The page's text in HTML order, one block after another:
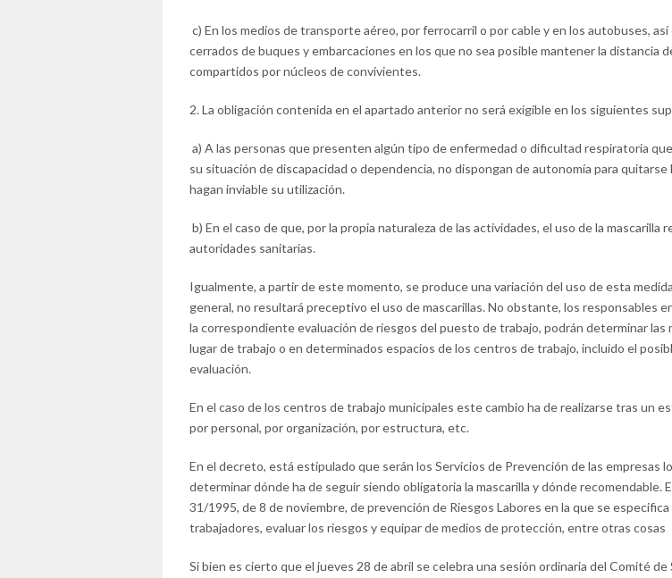
c) En los medios de transporte aéreo, por ferrocarril o por cable y en los autobuses,
cerrados de buques y embarcaciones en los que no sea posible mantener la distancia
compartidos por núcleos de convivientes.
2. La obligación contenida en el apartado anterior no será exigible en los siguientes
a) A las personas que presenten algún tipo de enfermedad o dificultad respiratoria
su situación de discapacidad o dependencia, no dispongan de autonomía para
hagan inviable su utilización.
b) En el caso de que, por la propia naturaleza de las actividades, el uso de la
autoridades sanitarias.
Igualmente, a partir de este momento, se produce una variación del uso de esta
general, no resultará preceptivo el uso de mascarillas. No obstante, los responsables
la correspondiente evaluación de riesgos del puesto de trabajo, podrán determinar
lugar de trabajo o en determinados espacios de los centros de trabajo, incluido el
evaluación.
En el caso de los centros de trabajo municipales este cambio ha de realizarse tras un
por personal, por organización, por estructura, etc.
En el decreto, está estipulado que serán los Servicios de Prevención de las empresas
determinar dónde ha de seguir siendo obligatoria la mascarilla y dónde recomendable.
31/1995, de 8 de noviembre, de prevención de Riesgos Labores en la que se
trabajadores, evaluar los riesgos y equipar de medios de protección, entre otras cosas
Si bien es cierto que el jueves 28 de abril se celebra una sesión ordinaria del Comité